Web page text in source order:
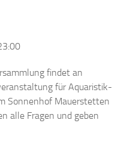
findet an
für Aquaristik-
Sonnenhof Mauerstetten
alle Fragen und geben